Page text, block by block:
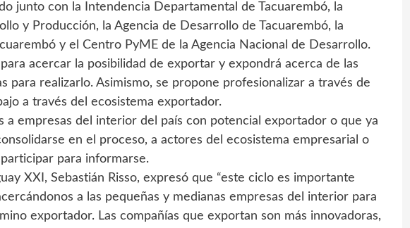
junto con la Intendencia Departamental de Tacuarembó, la
y Producción, la Agencia de Desarrollo de Tacuarembó, la
y el Centro PyME de la Agencia Nacional de Desarrollo.
acercar la posibilidad de exportar y expondrá acerca de las
para realizarlo. Asimismo, se propone profesionalizar a través de
a través del ecosistema exportador.
a empresas del interior del país con potencial exportador o que ya
en el proceso, a actores del ecosistema empresarial o
para informarse.
XXI, Sebastián Risso, expresó que “este ciclo es importante
a las pequeñas y medianas empresas del interior para
exportador. Las compañías que exportan son más innovadoras,